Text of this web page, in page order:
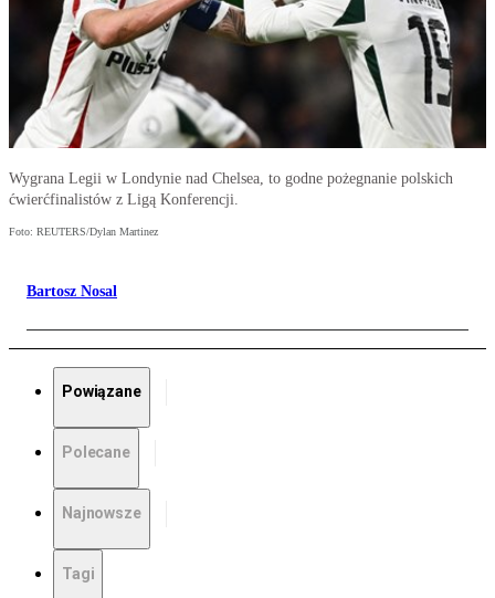
Wygrana Legii w Londynie nad Chelsea, to godne pożegnanie polskich
ćwierćfinalistów z Ligą Konferencji.
Foto: REUTERS/Dylan Martinez
Bartosz Nosal
Powiązane
Polecane
Najnowsze
Tagi